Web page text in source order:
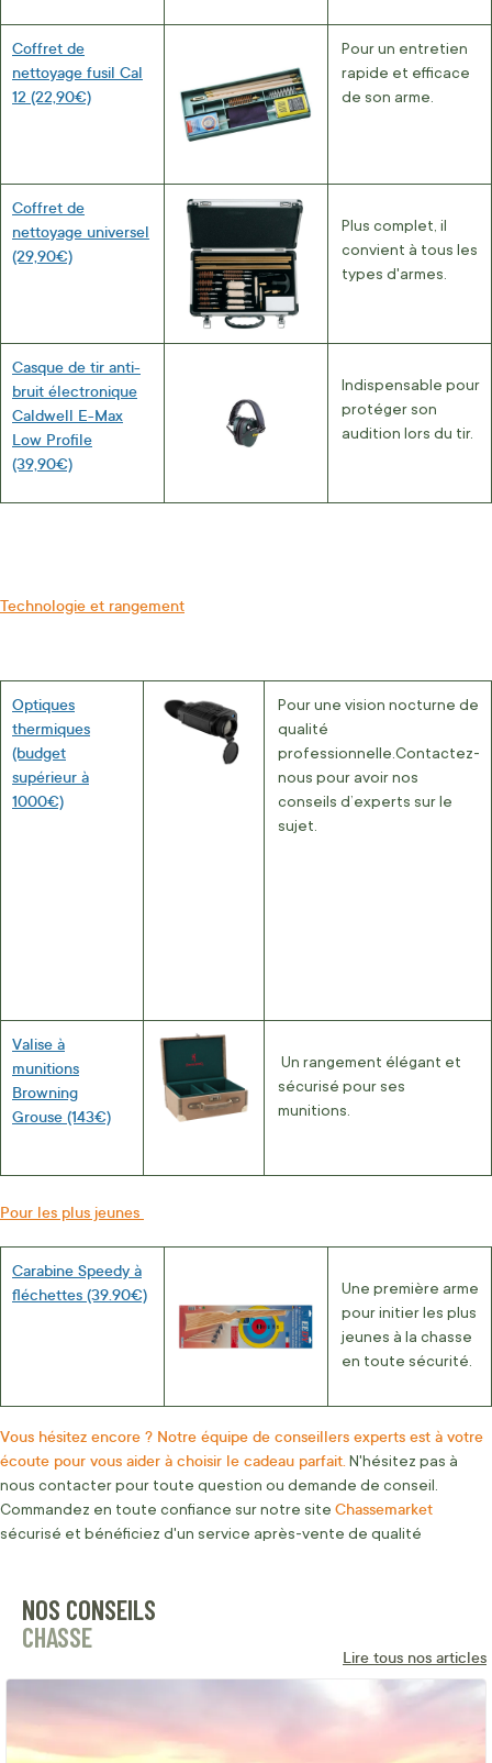
Coffret de
nettoyage fusil Cal
12 (22,90€)
Pour un entretien
rapide et efficace
de son arme.
Coffret de
nettoyage universel
(29,90€)
Plus complet, il
convient à tous les
types d'armes.
Casque de tir anti-
bruit électronique
Caldwell E-Max
Low Profile
(39,90€)
Indispensable pour
protéger son
audition lors du tir.
Technologie et rangement
Optiques
thermiques
(budget
supérieur à
1000€)
Pour une vision nocturne de
qualité
professionnelle.Contactez-
nous pour avoir nos
conseils d’experts sur le
sujet.
Valise à
munitions
Browning
Grouse (143€)
Un rangement élégant et
sécurisé pour ses
munitions.
Pour les plus jeunes
Carabine Speedy à
fléchettes (39.90€)
Une première arme
pour initier les plus
jeunes à la chasse
en toute sécurité.
Vous hésitez encore ? Notre équipe de conseillers experts est à votre
écoute pour vous aider à choisir le cadeau parfait. N'hésitez pas à
nous contacter pour toute question ou demande de conseil.
Commandez en toute confiance sur notre site Chassemarket
sécurisé et bénéficiez d'un service après-vente de qualité
NOS CONSEILS
CHASSE
Lire tous nos articles